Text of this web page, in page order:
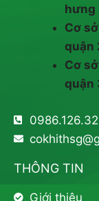
hưng
Cơ
quận
Cơ
quận
THÔNG TIN
Giới thiệu